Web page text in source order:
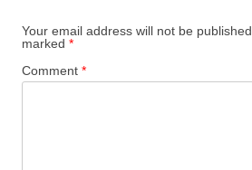
Your email address will not be published.
marked *
Comment *